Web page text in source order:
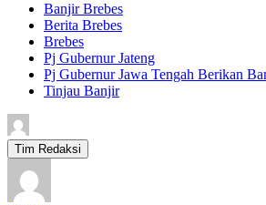
Banjir Brebes
Berita Brebes
Brebes
Pj Gubernur Jateng
Pj Gubernur Jawa Tengah Berikan
Tinjau Banjir
Tim Redaksi